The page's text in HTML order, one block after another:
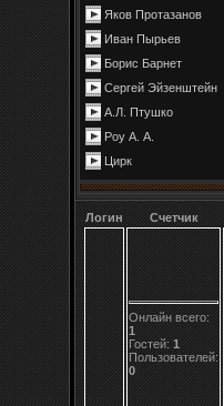
Яков Протазанов
Иван Пырьев
Борис Барнет
Сергей Эйзенштейн
А.Л. Птушко
Роу А. А.
Цирк
Логин Счетчик
Онлайн всего:
1
Гостей: 1
Пользователей:
0